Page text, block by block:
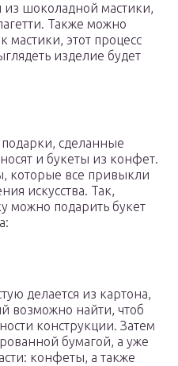
шоколадной мастики,
Также можно
мастики, этот процесс
изделие будет
сделанные
и букеты из конфет.
которые все привыкли
искусства. Так,
можно подарить букет
делается из картона,
возможно найти, чтоб
конструкции. Затем
бумагой, а уже
конфеты, а также